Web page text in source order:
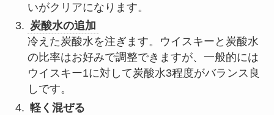
いがクリアになります。
炭酸水の追加
冷えた炭酸水を注ぎます。ウイスキーと炭酸水
の比率はお好みで調整できますが、一般的には
ウイスキー1に対して炭酸水3程度がバランス良
しです。
軽く混ぜる